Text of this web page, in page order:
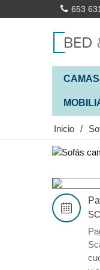
653
Inicio /